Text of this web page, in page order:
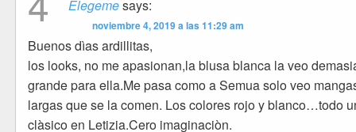
Elegemesays:
noviembre 4, 2019 a las 11:29 am
Buenos dìas ardillitas,
los looks, no me apasionan,la blusa blanca la veo
grande para ella.Me pasa como a Semua solo veo
largas que se la comen. Los colores rojo y blanco…todo
clàsico en Letizia.Cero imaginaciòn.